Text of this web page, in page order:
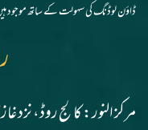
ڈاؤن لوڈنگ کی سہولت کے ساتھ موجود
مرکز النور: کالج روڈ،